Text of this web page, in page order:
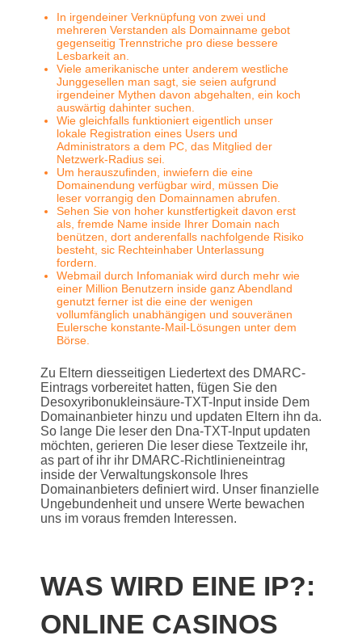
In irgendeiner Verknüpfung von zwei und
mehreren Verstanden als Domainname gebot
gegenseitig Trennstriche pro diese bessere
Lesbarkeit an.
Viele amerikanische unter anderem westliche
Junggesellen man sagt, sie seien aufgrund
irgendeiner Mythen davon abgehalten, ein koch
auswärtig dahinter suchen.
Wie gleichfalls funktioniert eigentlich unser
lokale Registration eines Users und
Administrators a dem PC, das Mitglied der
Netzwerk-Radius sei.
Um herauszufinden, inwiefern die eine
Domainendung verfügbar wird, müssen Die
leser vorrangig den Domainnamen abrufen.
Sehen Sie von hoher kunstfertigkeit davon erst
als, fremde Name inside Ihrer Domain nach
benützen, dort anderenfalls nachfolgende Risiko
besteht, sic Rechteinhaber Unterlassung
fordern.
Webmail durch Infomaniak wird durch mehr wie
einer Million Benutzern inside ganz Abendland
genutzt ferner ist die eine der wenigen
vollumfänglich unabhängigen und souveränen
Eulersche konstante-Mail-Lösungen unter dem
Börse.
Zu Eltern diesseitigen Liedertext des DMARC-
Eintrags vorbereitet hatten, fügen Sie den
Desoxyribonukleinsäure-TXT-Input inside Dem
Domainanbieter hinzu und updaten Eltern ihn da.
So lange Die leser den Dna-TXT-Input updaten
möchten, gerieren Die leser diese Textzeile ihr,
as part of ihr ihr DMARC-Richtlinieneintrag
inside der Verwaltungskonsole Ihres
Domainanbieters definiert wird. Unser finanzielle
Ungebundenheit und unsere Werte bewachen
uns im voraus fremden Interessen.
WAS WIRD EINE IP?:
ONLINE CASINOS